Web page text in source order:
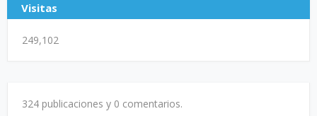
Visitas
249,102
324 publicaciones y 0 comentarios.